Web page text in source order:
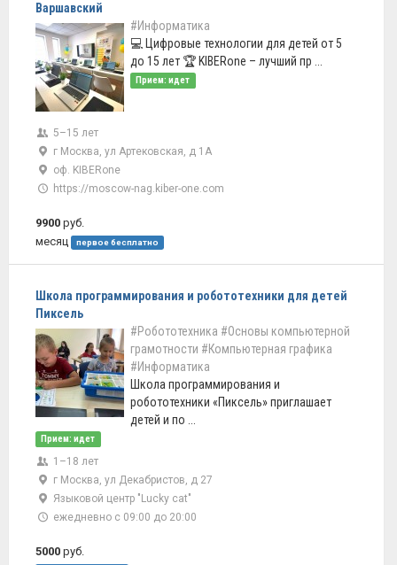
Варшавский
#Информатика
💻 Цифровые технологии для детей от 5
до 15 лет 🏆 KIBERone – лучший пр ...
Прием: идет
5–15 лет
г Москва, ул Артековская, д 1А
оф. KIBERone
https://moscow-nag.kiber-one.com
9900 руб.
месяц
первое бесплатно
Школа программирования и робототехники для детей
Пиксель
#Робототехника #Основы компьютерной
грамотности #Компьютерная графика
#Информатика
Школа программирования и
робототехники «Пиксель» приглашает
детей и по ...
Прием: идет
1–18 лет
г Москва, ул Декабристов, д 27
Языковой центр "Lucky cat"
ежедневно с 09:00 до 20:00
5000 руб.